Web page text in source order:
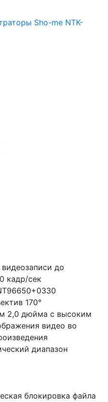
до
кадр/сек
170°
2,0 дюйма с высоким
видео во
диапазон
блокировка файла